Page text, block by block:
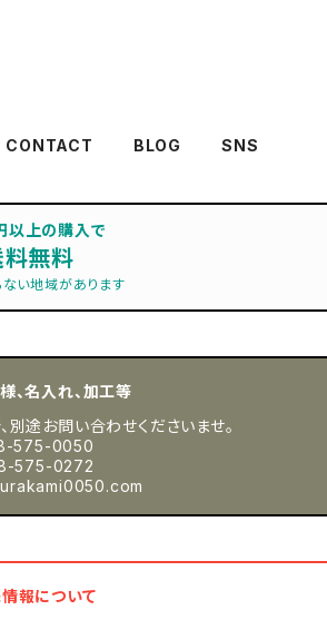
CONTACT BLOG SNS
上の購入で
無料
い地域があります
、名入れ、加工等
途お問い合わせくださいませ。
575-0050
575-0272
報について